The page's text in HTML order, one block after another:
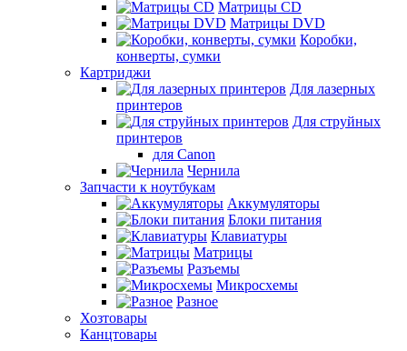
Матрицы CD
Матрицы DVD
Коробки,
конверты, сумки
Картриджи
Для лазерных
принтеров
Для струйных
принтеров
для Canon
Чернила
Запчасти к ноутбукам
Аккумуляторы
Блоки питания
Клавиатуры
Матрицы
Разъемы
Микросхемы
Разное
Хозтовары
Канцтовары